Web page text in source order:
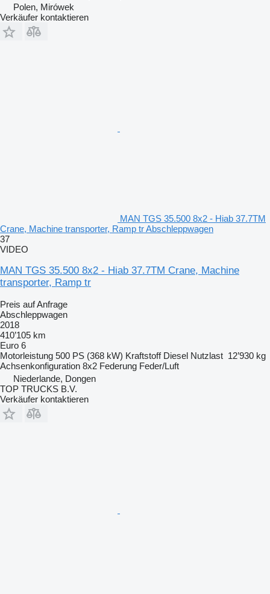
Polen, Mirówek
Verkäufer kontaktieren
MAN TGS 35.500 8x2 - Hiab 37.7TM
Crane, Machine transporter, Ramp tr Abschleppwagen
37
VIDEO
MAN TGS 35.500 8x2 - Hiab 37.7TM Crane, Machine
transporter, Ramp tr
Preis auf Anfrage
Abschleppwagen
2018
410’105 km
Euro 6
Motorleistung 500 PS (368 kW) Kraftstoff Diesel Nutzlast 12’930 kg
Achsenkonfiguration 8x2 Federung Feder/Luft
Niederlande, Dongen
TOP TRUCKS B.V.
Verkäufer kontaktieren